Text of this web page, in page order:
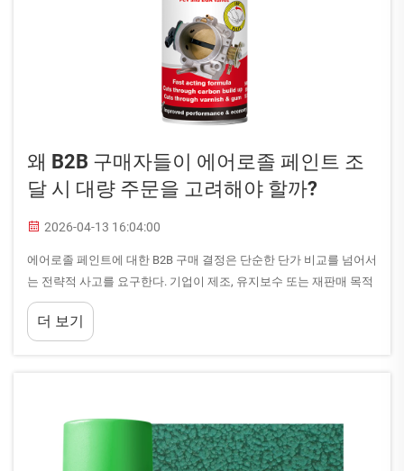
왜 B2B 구매자들이 에어로졸 페인트 조
달 시 대량 주문을 고려해야 할까?
2026-04-13 16:04:00
에어로졸 페인트에 대한 B2B 구매 결정은 단순한 단가 비교를 넘어서
는 전략적 사고를 요구한다. 기업이 제조, 유지보수 또는 재판매 목적
의 신뢰성 높은 코팅 솔루션이 필요할 때, 조달 방식은 운영 전반에 직
접적인 영향을 미친다...
더 보기